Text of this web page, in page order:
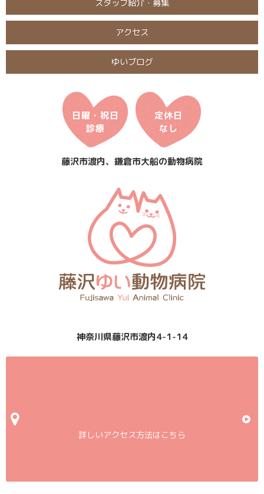
スタッフ紹介・募集
アクセス
ゆいブログ
日曜・祝日
診療
定休日
なし
藤沢市渡内、鎌倉市大船の動物病院
神奈川県藤沢市渡内4-1-14
詳しいアクセス方法はこちら